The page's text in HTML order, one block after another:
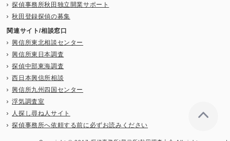
探偵事務所秋田独立開業サポート
秋田登録探偵の募集
関連サイト/相談窓口
興信所東北相談センター
興信所東日本調査
探偵中部東海調査
西日本興信所相談
興信所九州四国センター
浮気調査室
人探し尋ね人サイト
探偵事務所へ依頼する前に必ずお読みください